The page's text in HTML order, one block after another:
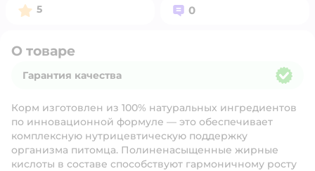
Рейтинг:
5 Вопросов:
0
О товаре
Гарантия качества
Корм изготовлен из 100% натуральных ингредиентов
по инновационной формуле — это обеспечивает
комплексную нутрицевтическую поддержку
организма питомца. Полиненасыщенные жирные
кислоты в составе способствуют гармоничному росту